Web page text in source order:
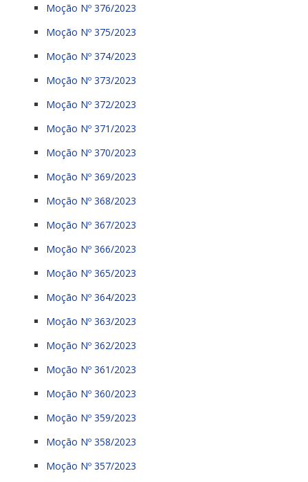
Moção Nº 376/2023
Moção Nº 375/2023
Moção Nº 374/2023
Moção Nº 373/2023
Moção Nº 372/2023
Moção Nº 371/2023
Moção Nº 370/2023
Moção Nº 369/2023
Moção Nº 368/2023
Moção Nº 367/2023
Moção Nº 366/2023
Moção Nº 365/2023
Moção Nº 364/2023
Moção Nº 363/2023
Moção Nº 362/2023
Moção Nº 361/2023
Moção Nº 360/2023
Moção Nº 359/2023
Moção Nº 358/2023
Moção Nº 357/2023